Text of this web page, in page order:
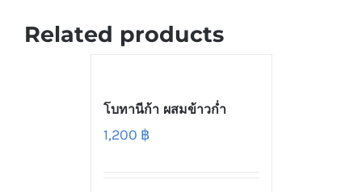
Related products
โบทานีก้า ผสมข้าวก่ำ
1,200 ฿